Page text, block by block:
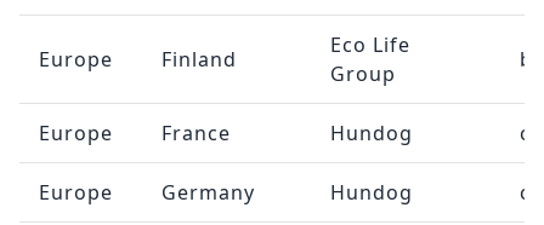
Europe Finland
Eco Life
Group
Europe France Hundog
Europe Germany Hundog